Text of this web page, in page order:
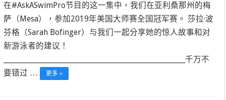
在#AskASwimPro节目的这一集中，我们在亚利桑那州的梅
萨（Mesa），参加2019年美国大师赛全国冠军赛。 莎拉·波
芬格（Sarah Bofinger）与我们一起分享她的惊人故事和对
新游泳者的建议！
____________________________________________________________千万不
要错过 …
更多 »